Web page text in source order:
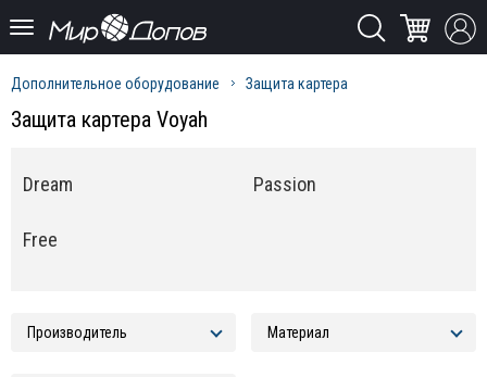
Дополнительное оборудование Защита картера
Защита картера Voyah
Dream
Free
Passion